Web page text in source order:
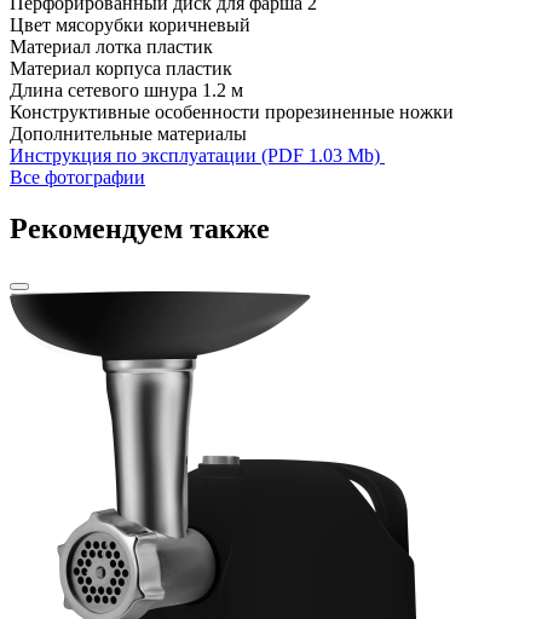
Цвет мясорубки коричневый
Материал лотка пластик
Материал корпуса пластик
Длина сетевого шнура 1.2 м
Конструктивные особенности прорезиненные ножки
Дополнительные материалы
Инструкция по эксплуатации (PDF 1.03 Mb)
Все фотографии
Рекомендуем также